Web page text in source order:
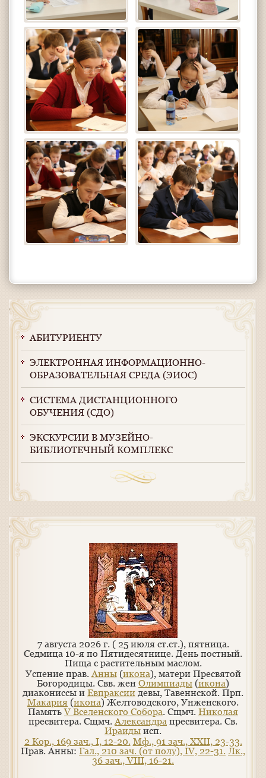
АБИТУРИЕНТУ
ЭЛЕКТРОННАЯ ИНФОРМАЦИОННО-
ОБРАЗОВАТЕЛЬНАЯ СРЕДА (ЭИОС)
СИСТЕМА ДИСТАНЦИОННОГО
ОБУЧЕНИЯ (СДО)
ЭКСКУРСИИ В МУЗЕЙНО-
БИБЛИОТЕЧНЫЙ КОМПЛЕКС
7 августа 2026 г. ( 25 июля ст.ст.), пятница.
Седмица 10-я по Пятидесятнице. День постный.
Пища с растительным маслом.
Успение прав. Анны(икона), матери Пресвятой
Богородицы. Свв. жен Олимпиады (икона)
диакониссы и Евпраксии девы, Тавеннской. Прп.
Макария (икона) Желтоводского, Унженского.
ПамятьV Вселенского Собора. Сщмч. Николая
пресвитера. Сщмч. Александра пресвитера. Св.
Ираиды исп.
2 Кор., 169 зач., I, 12-20. Мф., 91 зач., XXII, 23-33.
Прав. Анны: Гал., 210 зач. (от полу́), IV, 22-31. Лк.,
36 зач., VIII, 16-21.